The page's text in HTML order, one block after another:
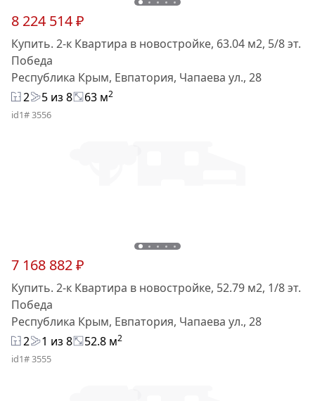
8 224 514 ₽
Купить. 2-к Квартира в новостройке, 63.04 м2, 5/8 эт.
Победа
Республика Крым, Евпатория, Чапаева ул., 28
2
5 из 8 63 м2
id1# 3556
7 168 882 ₽
Купить. 2-к Квартира в новостройке, 52.79 м2, 1/8 эт.
Победа
Республика Крым, Евпатория, Чапаева ул., 28
2
1 из 8 52.8 м2
id1# 3555